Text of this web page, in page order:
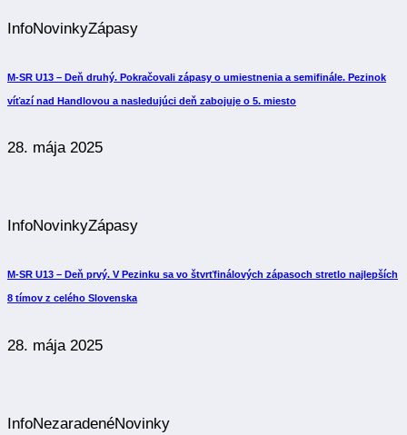
InfoNovinkyZápasy
M-SR U13 – Deň druhý. Pokračovali zápasy o umiestnenia a semifinále. Pezinok
víťazí nad Handlovou a nasledujúci deň zabojuje o 5. miesto
28. mája 2025
InfoNovinkyZápasy
M-SR U13 – Deň prvý. V Pezinku sa vo štvrťfinálových zápasoch stretlo najlepších
8 tímov z celého Slovenska
28. mája 2025
InfoNezaradenéNovinky